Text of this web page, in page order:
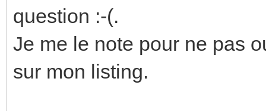
question :-(.
Je me le note pour ne pas
sur mon listing.